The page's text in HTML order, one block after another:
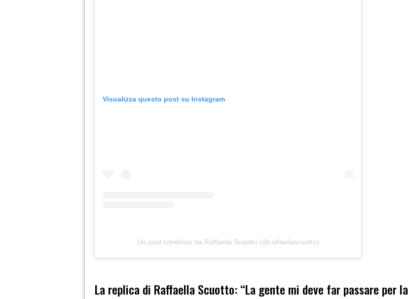
Visualizza questo post su Instagram
Un post condiviso da Raffaella Scuotto (@raffaellascuotto)
La replica di Raffaella Scuotto: “La gente mi deve far passare per la